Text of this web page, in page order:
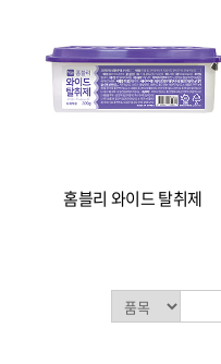
홈블리 와이드 탈취제